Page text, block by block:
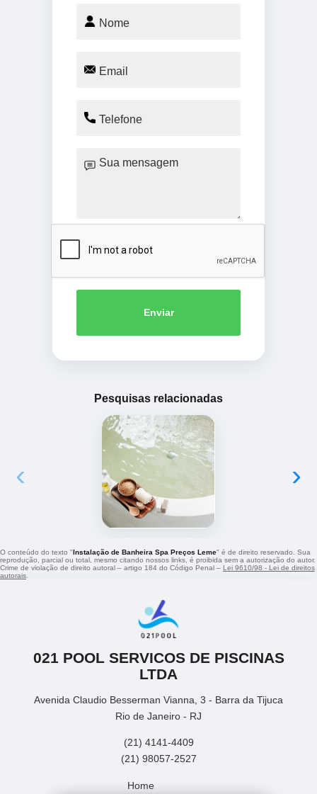
Enviar
Pesquisas relacionadas
‹ ›
O conteúdo do texto " Instalação de Banheira Spa Preços Leme" é de direito reservado. Sua
reprodução, parcial ou total, mesmo citando nossos links, é proibida sem a autorização do autor.
Crime de violação de direito autoral – artigo 184 do Código Penal – Lei 9610/98 - Lei de direitos
autorais.
021 POOL SERVICOS DE PISCINAS
LTDA
Avenida Claudio Besserman Vianna, 3 - Barra da Tijuca
Rio de Janeiro - RJ
(21) 4141-4409
(21) 98057-2527
Home